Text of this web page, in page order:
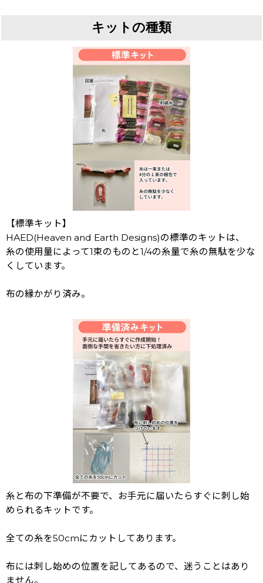
キットの種類
【標準キット】
HAED(Heaven and Earth Designs)の標準のキットは、
糸の使用量によって1束のものと1/4の糸量で糸の無駄を少な
くしています。
布の縁かがり済み。
糸と布の下準備が不要で、お手元に届いたらすぐに刺し始
められるキットです。
全ての糸を50cmにカットしてあります。
布には刺し始めの位置を記してあるので、迷うことはあり
ません。